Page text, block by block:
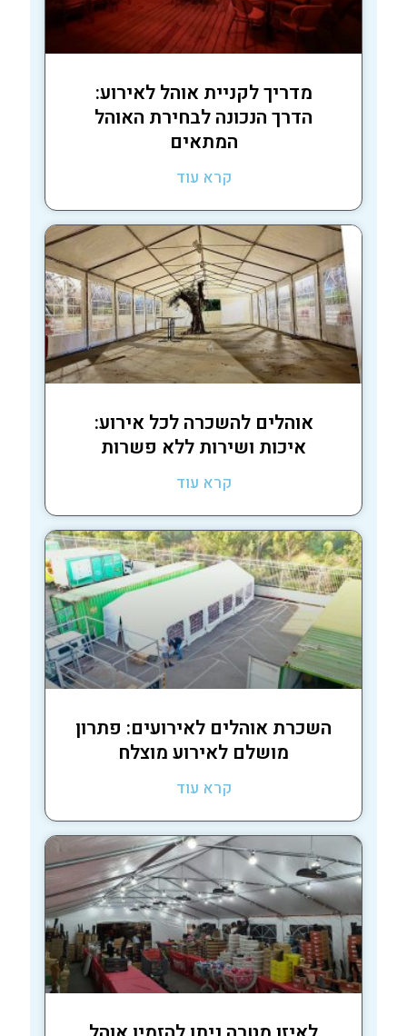
מדריך לקניית אוהל לאירוע:
הדרך הנכונה לבחירת האוהל
המתאים
קרא עוד
אוהלים להשכרה לכל אירוע:
איכות ושירות ללא פשרות
קרא עוד
השכרת אוהלים לאירועים: פתרון
מושלם לאירוע מוצלח
קרא עוד